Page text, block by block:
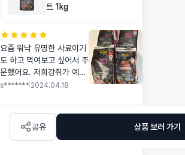
트 1kg
요즘 워낙 유명한 사료이기
도 하고 먹여보고 싶어서 주
문했어요. 저희강쥐가 예민
해서 아직 식사를 거부하고
s******* 2024.04.18
공유 상품 보러 가기